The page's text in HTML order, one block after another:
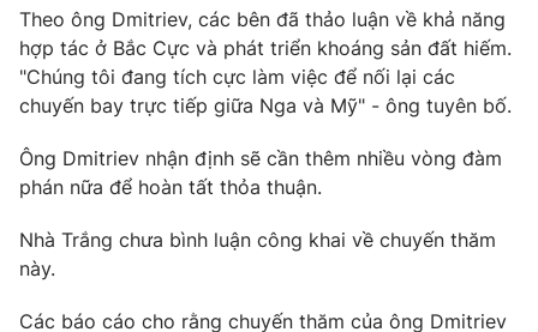
Tổng đài VTV: 024.38 355 931 - 024.38 355 932
Ðiện thoại Thời báo VTV:024.66 897 897
Email:toasoan@vtv.vn
Theo ông Dmitriev, các bên đã thảo luận về khả năng
hợp tác ở Bắc Cực và phát triển khoáng sản đất hiếm.
"Chúng tôi đang tích cực làm việc để nối lại các
chuyến bay trực tiếp giữa Nga và Mỹ" - ông tuyên bố.
Ông Dmitriev nhận định sẽ cần thêm nhiều vòng đàm
phán nữa để hoàn tất thỏa thuận.
Nhà Trắng chưa bình luận công khai về chuyến thăm
này.
Các báo cáo cho rằng chuyến thăm của ông Dmitriev